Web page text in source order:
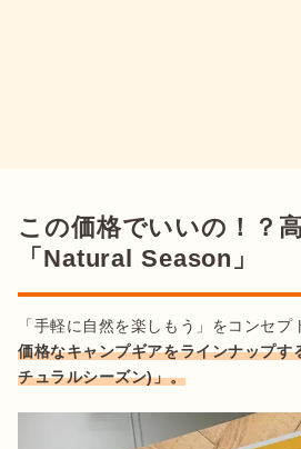
この価格でいいの！？
「Natural Season」
「手軽に自然を楽しもう」をコンセプ
価格なキャンプギアをラインナップ
チュラルシーズン)」。